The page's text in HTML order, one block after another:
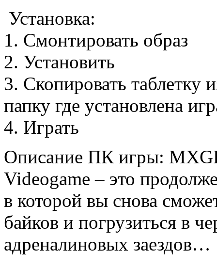
Установка:
1. Смонтировать образ
2. Установить
3. Скопировать таблетку
папку где установлена
4. Играть
Описание ПК игры:
Videogame – это
в которой вы снова
байков и погрузиться в
адреналиновых заездов…